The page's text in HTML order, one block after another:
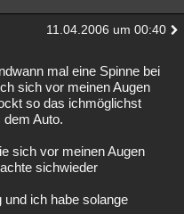
11.04.2006 um 00:40
mal eine Spinne bei
sich vor meinen Augen
so das ichmöglichst
Auto.
sich vor meinen Augen
sichwieder
ich habe solange